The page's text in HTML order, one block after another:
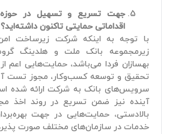
جهت تسریع و تسهیل در
اقداماتی حمایتی تاکنون داشته‌اید؟
با توجه به اینکه شرکت زیرساخت
زیرمجموعه بانک ملت و هلدینگ
بهسازان فردا می‌باشد، حمایت‌‌هایی اعم
تحقیق و توسعه کسب‌وکار، مجوز تست‌
سرویس‌های بانک به شرکت ارائه شده
آینده نیز ضمن تسریع در روند اخذ
بالادستی، حمایت‌هایی در جهت
خدمات در سازمان‌های مختلف صورت